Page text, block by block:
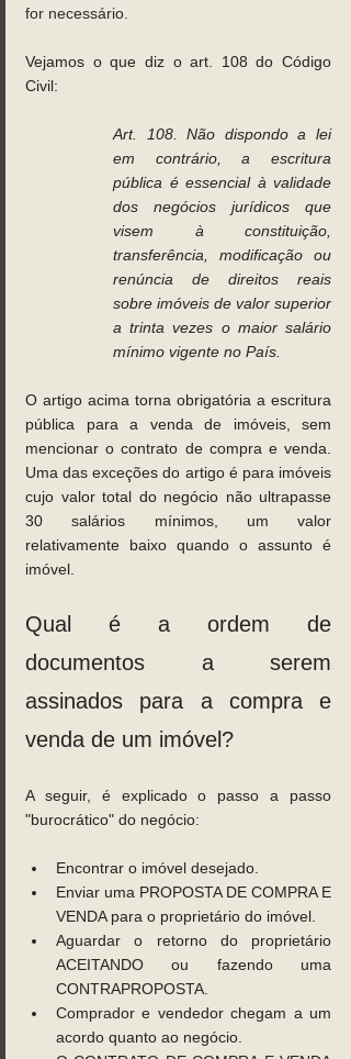
for necessário.
Vejamos o que diz o art. 108 do Código
Civil:
Art. 108. Não dispondo a lei
em contrário, a escritura
pública é essencial à validade
dos negócios jurídicos que
visem à constituição,
transferência, modificação ou
renúncia de direitos reais
sobre imóveis de valor superior
a trinta vezes o maior salário
mínimo vigente no País.
O artigo acima torna obrigatória a escritura
pública para a venda de imóveis, sem
mencionar o contrato de compra e venda.
Uma das exceções do artigo é para imóveis
cujo valor total do negócio não ultrapasse
30 salários mínimos, um valor
relativamente baixo quando o assunto é
imóvel.
Qual é a ordem de
documentos a serem
assinados para a compra e
venda de um imóvel?
A seguir, é explicado o passo a passo
"burocrático" do negócio:
Encontrar o imóvel desejado.
Enviar uma PROPOSTA DE COMPRA E
VENDA para o proprietário do imóvel.
Aguardar o retorno do proprietário
ACEITANDO ou fazendo uma
CONTRAPROPOSTA.
Comprador e vendedor chegam a um
acordo quanto ao negócio.